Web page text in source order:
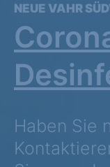
NEUE VAHR
Haben Sie